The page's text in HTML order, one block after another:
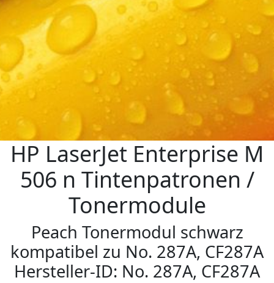
HP LaserJet Enterprise M
506 n Tintenpatronen /
Tonermodule
Peach Tonermodul schwarz
kompatibel zu No. 287A, CF287A
Hersteller-ID: No. 287A, CF287A